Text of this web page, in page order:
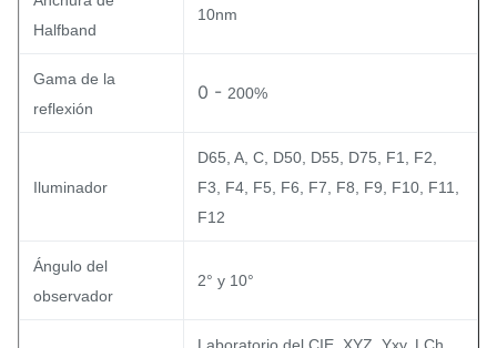
Halfband
10nm
Gama de la
reflexión
0 - 200%
Iluminador
D65, A, C, D50, D55, D75, F1, F2,
F3, F4, F5, F6, F7, F8, F9, F10, F11,
F12
Ángulo del
observador
2° y 10°